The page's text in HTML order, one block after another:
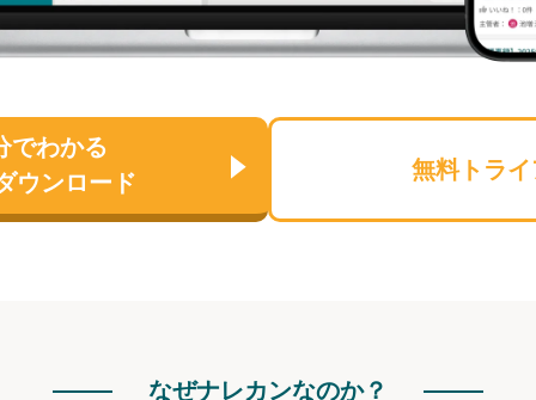
でわかる
ウンロード
無料トラ
なぜナレカンなのか？